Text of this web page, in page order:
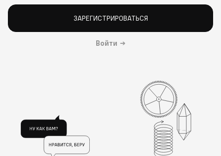
ЗАРЕГИСТРИРОВАТЬСЯ
Войти →